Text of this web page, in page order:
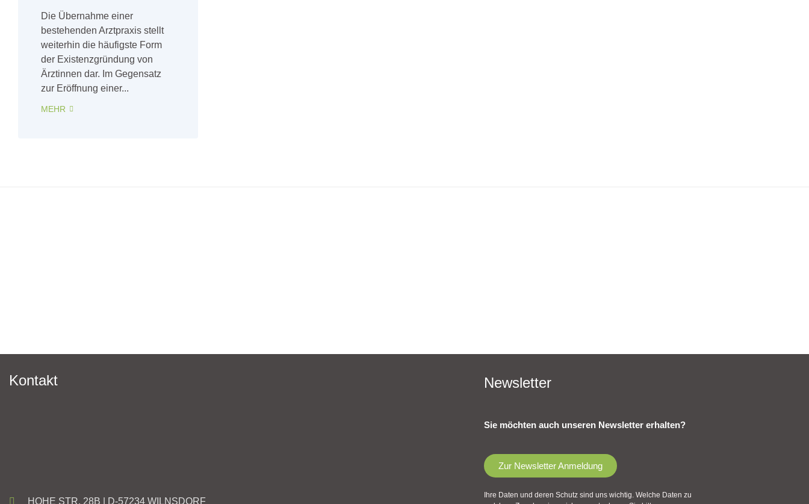
Die Übernahme einer
bestehenden Arztpraxis stellt
weiterhin die häufigste Form
der Existenzgründung von
Ärztinnen dar. Im Gegensatz
zur Eröffnung einer...
MEHR
Kontakt
HOHE STR. 28B | D-57234 WILNSDORF
Newsletter
Sie möchten auch unseren Newsletter erhalten?
Zur Newsletter Anmeldung
Ihre Daten und deren Schutz sind uns wichtig. Welche Daten zu